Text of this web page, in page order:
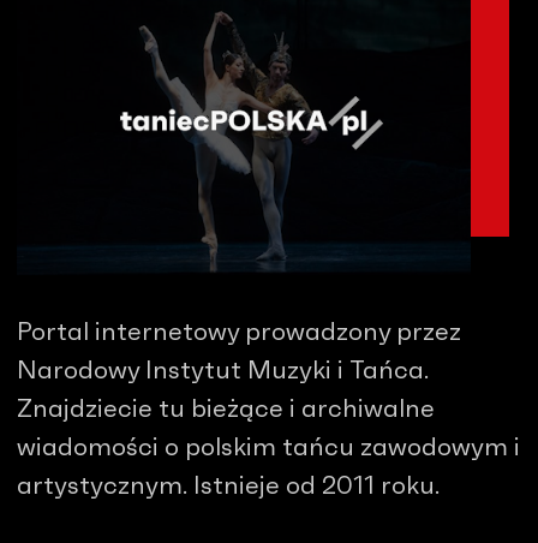
Portal internetowy prowadzony przez
Narodowy Instytut Muzyki i Tańca.
Znajdziecie tu bieżące i archiwalne
wiadomości o polskim tańcu zawodowym i
artystycznym. Istnieje od 2011 roku.